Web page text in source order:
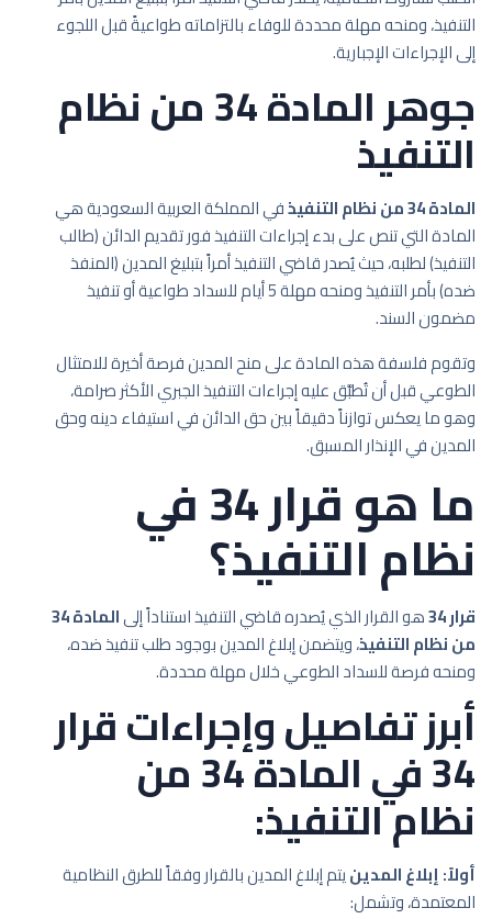
التنفيذ، ومنحه مهلة محددة للوفاء بالتزاماته طواعيةً قبل اللجوء
إلى الإجراءات الإجبارية.
جوهر المادة 34 من نظام
التنفيذ
المادة 34 من نظام التنفيذ
في المملكة العربية السعودية هي
المادة التي تنص على بدء إجراءات التنفيذ فور تقديم الدائن (طالب
التنفيذ) لطلبه، حيث يُصدر قاضي التنفيذ أمراً بتبليغ المدين (المنفذ
ضده) بأمر التنفيذ ومنحه مهلة 5 أيام للسداد طواعية أو تنفيذ
مضمون السند.
وتقوم فلسفة هذه المادة على منح المدين فرصة أخيرة للامتثال
الطوعي قبل أن تُطبَّق عليه إجراءات التنفيذ الجبري الأكثر صرامة،
وهو ما يعكس توازناً دقيقاً بين حق الدائن في استيفاء دينه وحق
المدين في الإنذار المسبق.
ما هو قرار 34 في
نظام التنفيذ؟
قرار 34 هو القرار الذي يُصدره قاضي التنفيذ استناداً إلى
المادة 34
من نظام التنفيذ، ويتضمن إبلاغ المدين بوجود طلب تنفيذ ضده،
ومنحه فرصة للسداد الطوعي خلال مهلة محددة.
أبرز تفاصيل وإجراءات قرار
34 في المادة 34 من
نظام التنفيذ:
أولاً: إبلاغ المدينيتم إبلاغ المدين بالقرار وفقاً للطرق النظامية
المعتمدة، وتشمل: